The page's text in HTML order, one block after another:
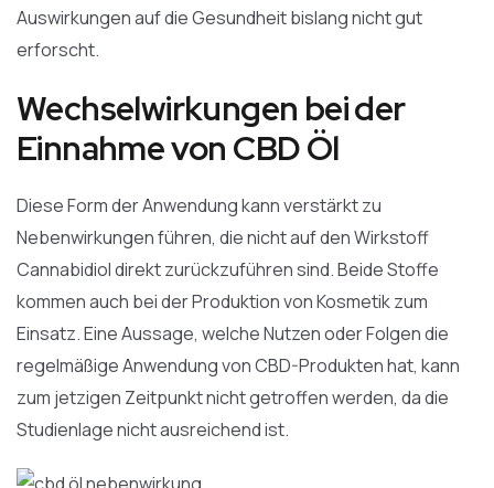
Auswirkungen auf die Gesundheit bislang nicht gut
erforscht.
Wechselwirkungen bei der
Einnahme von CBD Öl
Diese Form der Anwendung kann verstärkt zu
Nebenwirkungen führen, die nicht auf den Wirkstoff
Cannabidiol direkt zurückzuführen sind. Beide Stoffe
kommen auch bei der Produktion von Kosmetik zum
Einsatz. Eine Aussage, welche Nutzen oder Folgen die
regelmäßige Anwendung von CBD-Produkten hat, kann
zum jetzigen Zeitpunkt nicht getroffen werden, da die
Studienlage nicht ausreichend ist.